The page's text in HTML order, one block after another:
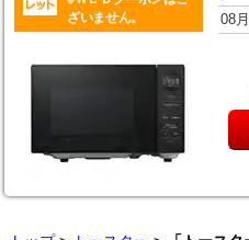
ざいません。
08